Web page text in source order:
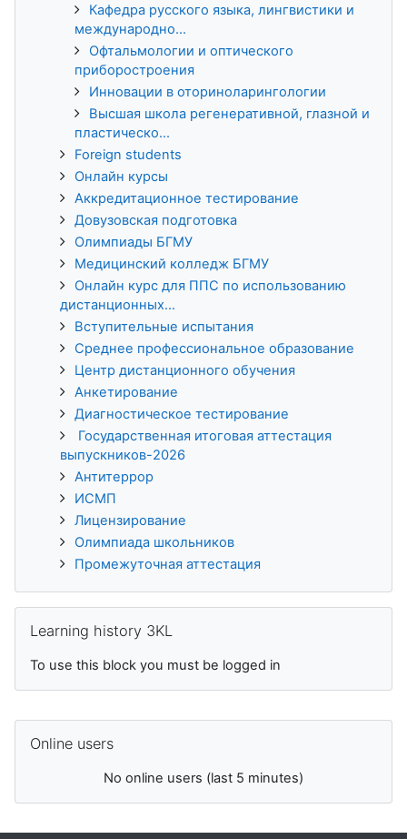
Кафедра русского языка, лингвистики и
международно...
Офтальмологии и оптического
приборостроения
Инновации в оториноларингологии
Высшая школа регенеративной, глазной и
пластическо...
Foreign students
Онлайн курсы
Аккредитационное тестирование
Довузовская подготовка
Олимпиады БГМУ
Медицинский колледж БГМУ
Онлайн курс для ППС по использованию
дистанционных...
Вступительные испытания
Среднее профессиональное образование
Центр дистанционного обучения
Анкетирование
Диагностическое тестирование
Государственная итоговая аттестация
выпускников-2026
Антитеррор
ИСМП
Лицензирование
Олимпиада школьников
Промежуточная аттестация
Learning history 3KL
To use this block you must be logged in
Online users
No online users (last 5 minutes)